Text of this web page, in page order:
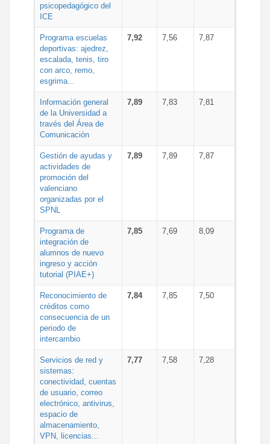
psicopedagógico del
ICE
Programa escuelas
deportivas: ajedrez,
escalada, tenis, tiro
con arco, remo,
esgrima...
7,92 7,56 7,87
Información general
de la Universidad a
través del Área de
Comunicación
7,89 7,83 7,81
Gestión de ayudas y
actividades de
promoción del
valenciano
organizadas por el
SPNL
7,89 7,89 7,87
Programa de
integración de
alumnos de nuevo
ingreso y acción
tutorial (PIAE+)
7,85 7,69 8,09
Reconocimiento de
créditos como
consecuencia de un
periodo de
intercambio
7,84 7,85 7,50
Servicios de red y
sistemas:
conectividad, cuentas
de usuario, correo
electrónico, antivirus,
espacio de
almacenamiento,
VPN, licencias...
7,77 7,58 7,28